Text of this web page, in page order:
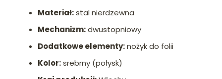
Materiał:stal nierdzewna
Mechanizm:dwustopniowy
Dodatkowe elementy:nożyk do folii
Kolor:srebrny (połysk)